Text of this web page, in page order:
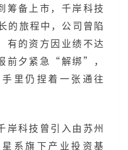
筹备上市，千岸科技
的旅程中，公司曾陷
有的资方因业绩不达
前夕紧急“解绑”，
里仍捏着一张通往
岸科技曾引入由苏州
系旗下产业投资基